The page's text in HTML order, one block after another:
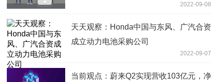
2022-09-08
天天观察：Honda中国与东风、广汽合资
成立动力电池采购公司
2022-09-07
当前观点：蔚来Q2实现营收103亿元，净